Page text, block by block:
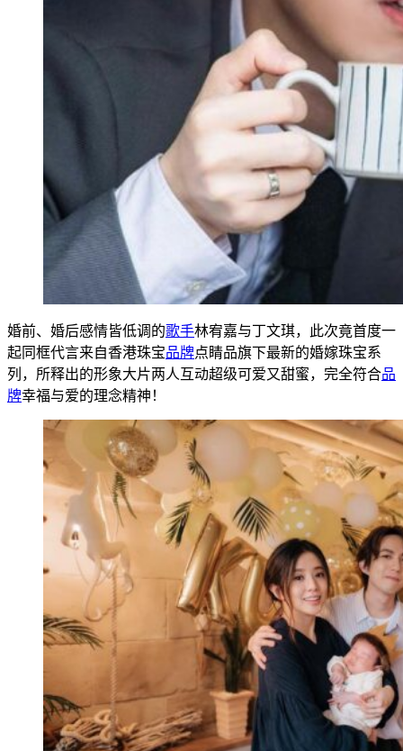
婚前、婚后感情皆低调的歌手林宥嘉与丁文琪，此次竟首度一
起同框代言来自香港珠宝品牌点睛品旗下最新的婚嫁珠宝系
列，所释出的形象大片两人互动超级可爱又甜蜜，完全符合品
牌幸福与爱的理念精神！